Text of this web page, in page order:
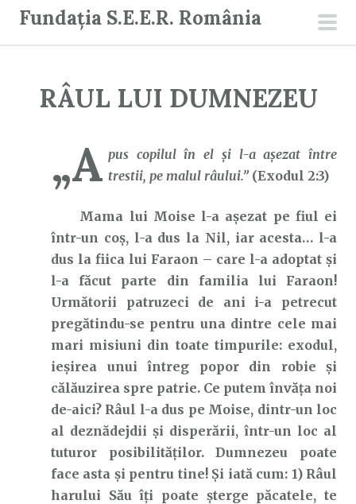
Fundația S.E.E.R. România
RÂUL LUI DUMNEZEU
„A pus copilul în el şi l-a aşezat între
trestii, pe malul râului.” (Exodul 2:3)
Mama lui Moise l-a așezat pe fiul ei
într-un coș, l-a dus la Nil, iar acesta… l-a
dus la fiica lui Faraon – care l-a adoptat și
l-a făcut parte din familia lui Faraon!
Următorii patruzeci de ani i-a petrecut
pregătindu-se pentru una dintre cele mai
mari misiuni din toate timpurile: exodul,
ieșirea unui întreg popor din robie și
călăuzirea spre patrie. Ce putem învăța noi
de-aici? Râul l-a dus pe Moise, dintr-un loc
al deznădejdii și disperării, într-un loc al
tuturor posibilităților. Dumnezeu poate
face asta și pentru tine! Și iată cum: 1) Râul
harului Său îți poate șterge păcatele, te